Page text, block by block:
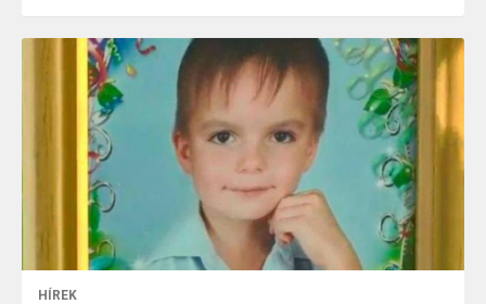
HÍREK